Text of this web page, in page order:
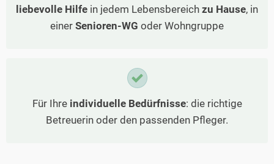
liebevolle Hilfe in jedem Lebensbereich zu Hause, in
einer Senioren-WG oder Wohngruppe
Für Ihre individuelle Bedürfnisse: die richtige
Betreuerin oder den passenden Pfleger.